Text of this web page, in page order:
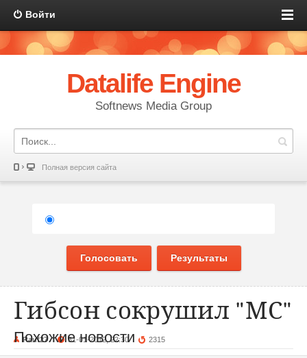
Войти
Datalife Engine
Softnews Media Group
Полная версия сайта
Голосовать Результаты
Гибсон сокрушил "МС"
Rauf27 31-01-2012, 22:30 2315
Похожие новости